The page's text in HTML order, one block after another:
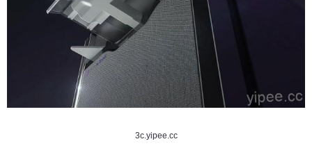
3c.yipee.cc